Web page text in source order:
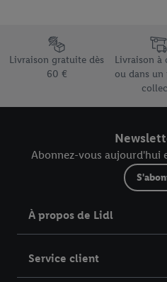
Élément du pied de page avec
Livraison gratuite dès
60 €
Livraison à
ou dans
Abonnez-vous aujourd'hui
À propos de Lidl
Service client
données. Vous trouverez les